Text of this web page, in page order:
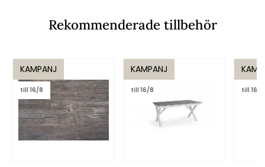
Rekommenderade tillbehör
KAMPANJ
till 16/8
KAMPANJ
till 16/8 till 16/8